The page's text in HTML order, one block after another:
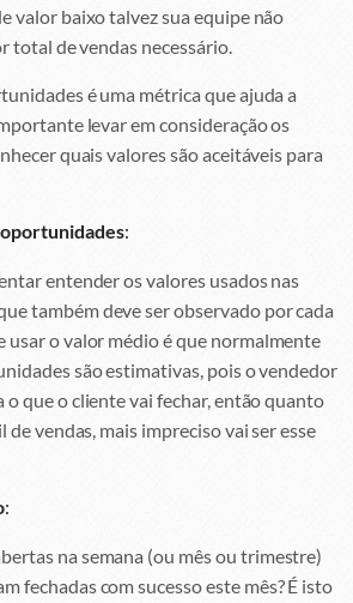
valor baixo talvez sua equipe não
total de vendas necessário.
é uma métrica que ajuda a
levar em consideração os
quais valores são aceitáveis para
:
entender os valores usados nas
também deve ser observado por cada
usar o valor médio é que normalmente
são estimativas, pois o vendedor
o que o cliente vai fechar, então quanto
vendas, mais impreciso vai ser esse
:
na semana (ou mês ou trimestre)
fechadas com sucesso este mês? É isto